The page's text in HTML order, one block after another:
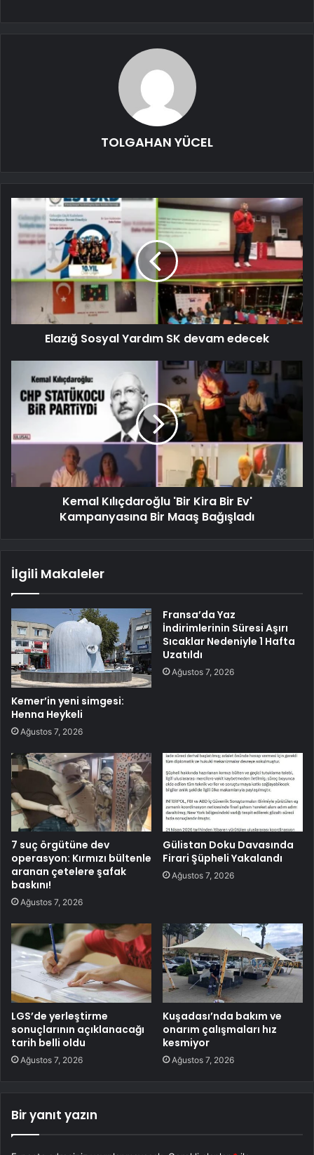
TOLGAHAN YÜCEL
Elazığ Sosyal Yardım SK devam edecek
Kemal Kılıçdaroğlu 'Bir Kira Bir Ev'
Kampanyasına Bir Maaş Bağışladı
İlgili Makaleler
Kemer’in yeni simgesi:
Henna Heykeli
Ağustos 7, 2026
Fransa’da Yaz
İndirimlerinin Süresi Aşırı
Sıcaklar Nedeniyle 1 Hafta
Uzatıldı
Ağustos 7, 2026
7 suç örgütüne dev
operasyon: Kırmızı bültenle
aranan çetelere şafak
baskını!
Ağustos 7, 2026
Gülistan Doku Davasında
Firari Şüpheli Yakalandı
Ağustos 7, 2026
LGS’de yerleştirme
sonuçlarının açıklanacağı
tarih belli oldu
Ağustos 7, 2026
Kuşadası’nda bakım ve
onarım çalışmaları hız
kesmiyor
Ağustos 7, 2026
Bir yanıt yazın